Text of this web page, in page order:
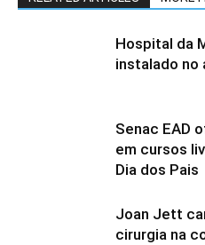
Hospital da
instalado no
Senac EAD
em cursos
Dia dos Pais
Joan Jett
cirurgia na